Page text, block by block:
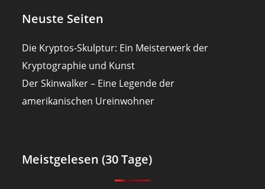
Neuste Seiten
Die Kryptos-Skulptur: Ein Meisterwerk der
Kryptographie und Kunst
Der Skinwalker – Eine Legende der
amerikanischen Ureinwohner
Meistgelesen (30 Tage)